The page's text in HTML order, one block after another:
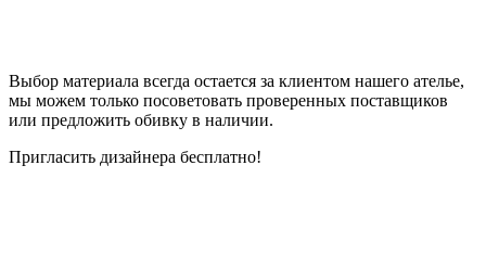
Выбор материала всегда остается за клиентом нашего ателье,
мы можем только посоветовать проверенных поставщиков
или предложить обивку в наличии.
Пригласить дизайнера бесплатно!